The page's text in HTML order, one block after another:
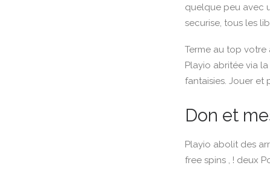
quelque peu avec
securise, tous les
Terme au top votre
Playio abritée via
fantaisies. Jouer et
Don et
Playio abolit des
free spins , ! deux